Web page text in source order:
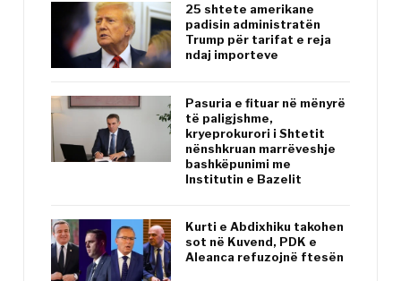
25 shtete amerikane
padisin administratën
Trump për tarifat e reja
ndaj importeve
Pasuria e fituar në mënyrë
të paligjshme,
kryeprokurori i Shtetit
nënshkruan marrëveshje
bashkëpunimi me
Institutin e Bazelit
Kurti e Abdixhiku takohen
sot në Kuvend, PDK e
Aleanca refuzojnë ftesën